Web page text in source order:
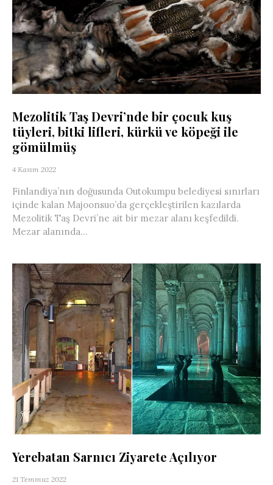
Mezolitik Taş Devri’nde bir çocuk kuş
tüyleri, bitki lifleri, kürkü ve köpeği ile
gömülmüş
4 Kasım 2022
Finlandiya’nın doğusunda Outokumpu belediyesi sınırları
içinde kalan Majoonsuo’da gerçekleştirilen kazılarda
Mezolitik Taş Devri’ne ait bir mezar alanı keşfedildi.
Mezar alanında...
Yerebatan Sarnıcı Ziyarete Açılıyor
21 Temmuz 2022